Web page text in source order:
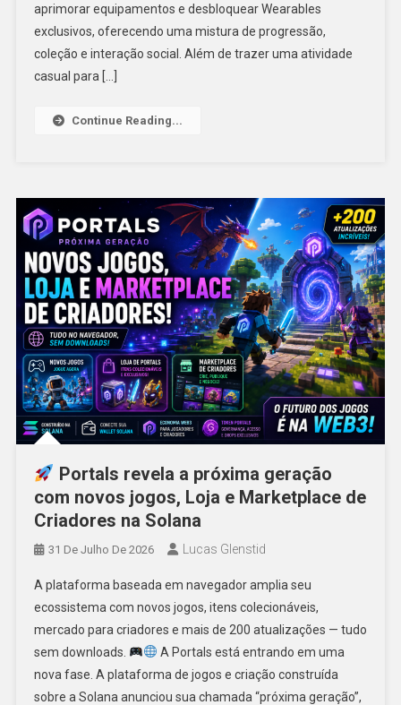
aprimorar equipamentos e desbloquear Wearables
exclusivos, oferecendo uma mistura de progressão,
coleção e interação social. Além de trazer uma atividade
casual para […]
Continue Reading...
Portals revela a próxima geração
com novos jogos, Loja e Marketplace de
Criadores na Solana
31 De Julho De 2026 Lucas Glenstid
A plataforma baseada em navegador amplia seu
ecossistema com novos jogos, itens colecionáveis,
mercado para criadores e mais de 200 atualizações — tudo
sem downloads.
A Portals está entrando em uma
nova fase. A plataforma de jogos e criação construída
sobre a Solana anunciou sua chamada “próxima geração”,